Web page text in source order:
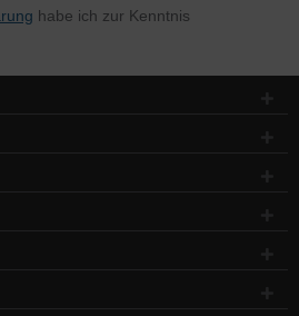
habe ich zur Kenntnis